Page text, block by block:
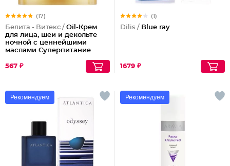
(17)
Белита - Витекс / Oil-Крем
для лица, шеи и декольте
ночной с ценнейшими
маслами Суперпитание
567 ₽
(1)
Dilis / Blue ray
1679 ₽
Рекомендуем Рекомендуем